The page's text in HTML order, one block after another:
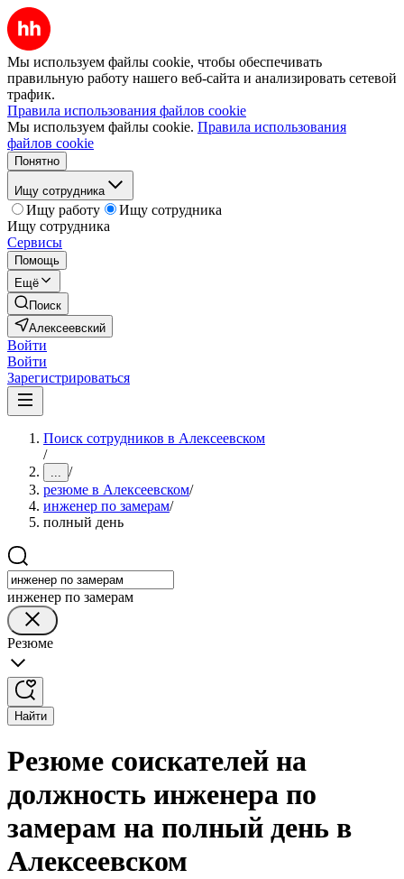
Мы используем файлы cookie, чтобы обеспечивать
правильную работу нашего веб-сайта и анализировать сетевой
трафик.
Правила использования файлов cookie
Мы используем файлы cookie. Правила использования
файлов cookie
Понятно
Ищу сотрудника
Ищу работу
Ищу сотрудника
Ищу сотрудника
Сервисы
Помощь
Ещё
Поиск
Алексеевский
Войти
Войти
Зарегистрироваться
Поиск сотрудников в Алексеевском
/
... /
резюме в Алексеевском/
инженер по замерам/
полный день
инженер по замерам
Резюме
Найти
Резюме соискателей на
должность инженера по
замерам на полный день в
Алексеевском